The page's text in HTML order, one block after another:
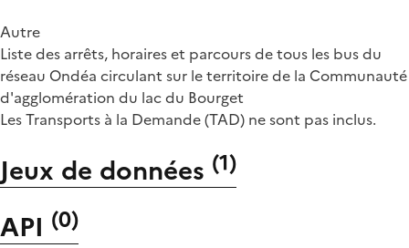
Autre
Liste des arrêts, horaires et parcours de tous les bus du
réseau Ondéa circulant sur le territoire de la Communauté
d'agglomération du lac du Bourget
Les Transports à la Demande (TAD) ne sont pas inclus.
Jeux de données (1)
API (0)